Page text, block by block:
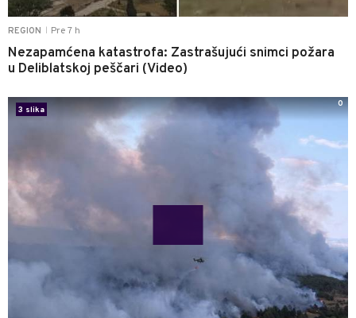
REGION Pre 7 h
Nezapamćena katastrofa: Zastrašujući snimci požara
u Deliblatskoj peščari (Video)
3 slika
0